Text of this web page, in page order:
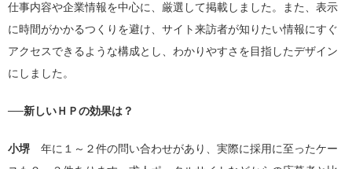
仕事内容や企業情報を中心に、厳選して掲載しました。また、表示
に時間がかかるつくりを避け、サイト来訪者が知りたい情報にすぐ
アクセスできるような構成とし、わかりやすさを目指したデザイン
にしました。
──新しいＨＰの効果は？
小堺 年に１～２件の問い合わせがあり、実際に採用に至ったケー